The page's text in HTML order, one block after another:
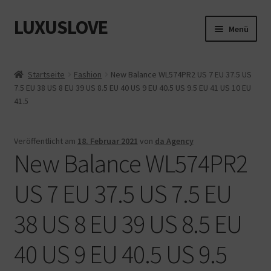
Zur
Navigation
Zum
Inhalt
LUXUSLOVE Menü
Cookie-Richtlinie (EU)
Impressum
Kasse
Mein Konto
Shop
Startseite Fashion
New Balance WL574PR2 US 7 EU 37.5 US
7.5 EU 38 US 8 EU 39 US 8.5 EU 40 US 9 EU 40.5 US 9.5 EU 41 US 10 EU
41.5
Veröffentlicht am 18. Februar 2021 von da Agency
New Balance WL574PR2
US 7 EU 37.5 US 7.5 EU
38 US 8 EU 39 US 8.5 EU
40 US 9 EU 40.5 US 9.5